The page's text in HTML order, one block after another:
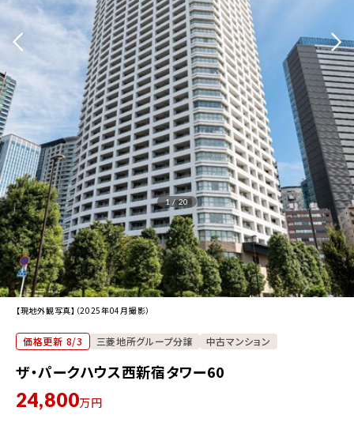
【現地外観写真】（2025年04月撮影）
1 / 20
価格更新 8/3 三菱地所グループ分譲 中古マンション
ザ・パークハウス西新宿タワー60
24,800万円